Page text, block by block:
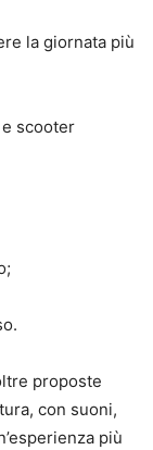
la giornata più
scooter
proposte
con suoni,
più